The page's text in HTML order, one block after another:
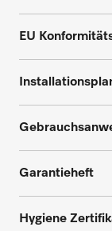
EU
Garantieheft
Hygiene